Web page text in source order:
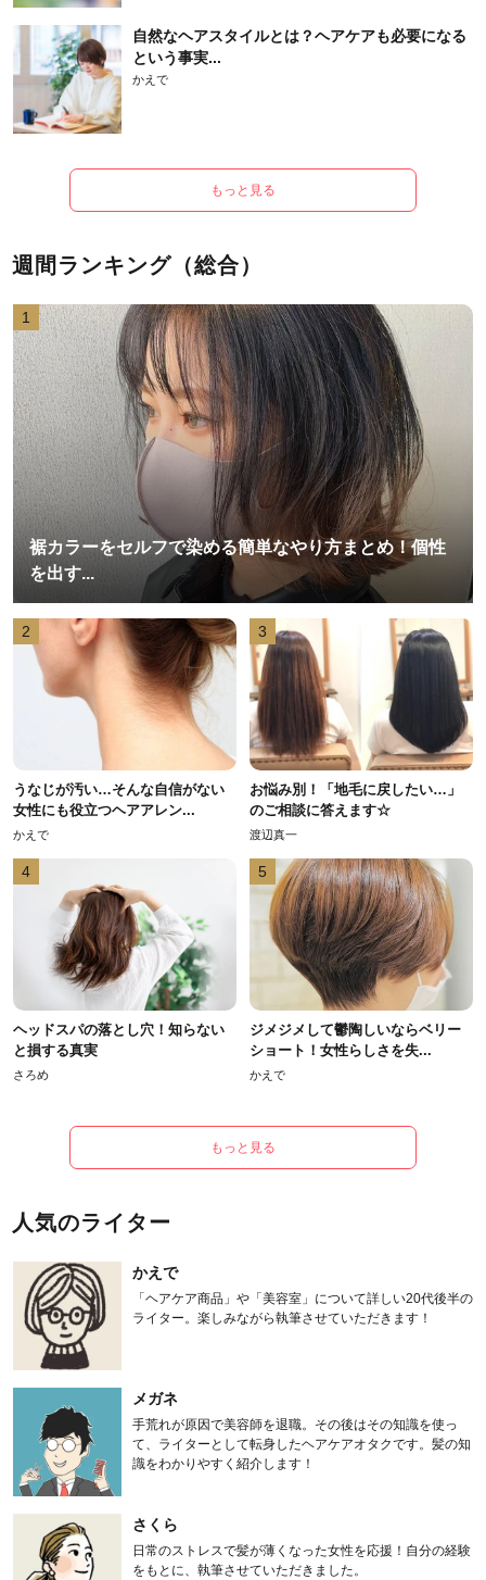
自然なヘアスタイルとは？ヘアケアも必要になる
という事実...
かえで
もっと見る
週間ランキング（総合）
1
裾カラーをセルフで染める簡単なやり方まとめ！個性
を出す...
2
うなじが汚い…そんな自信がない
女性にも役立つヘアアレン...
かえで
3
お悩み別！「地毛に戻したい…」
のご相談に答えます☆
渡辺真一
4
ヘッドスパの落とし穴！知らない
と損する真実
さろめ
5
ジメジメして鬱陶しいならベリー
ショート！女性らしさを失...
かえで
もっと見る
人気のライター
かえで
「ヘアケア商品」や「美容室」について詳しい20代後半の
ライター。楽しみながら執筆させていただきます！
メガネ
手荒れが原因で美容師を退職。その後はその知識を使っ
て、ライターとして転身したヘアケアオタクです。髪の知
識をわかりやすく紹介します！
さくら
日常のストレスで髪が薄くなった女性を応援！自分の経験
をもとに、執筆させていただきました。